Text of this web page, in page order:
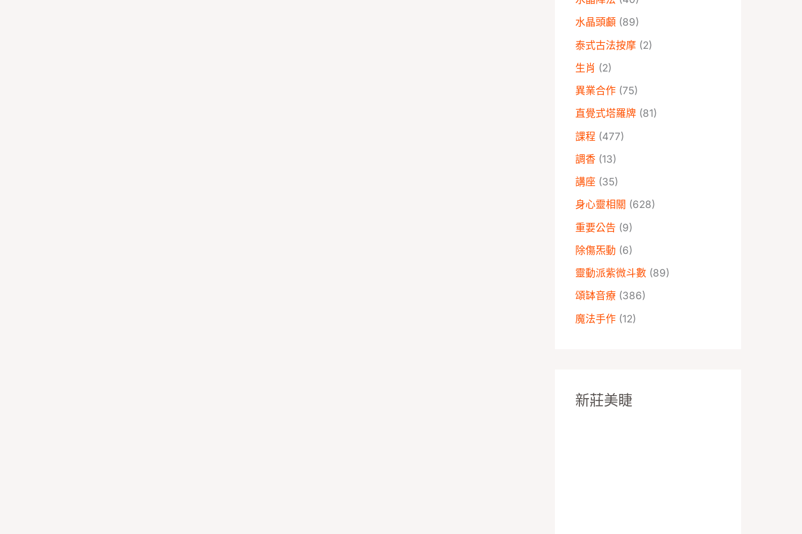
水晶頭顱 (89)
泰式古法按摩 (2)
生肖 (2)
異業合作 (75)
直覺式塔羅牌 (81)
課程 (477)
調香 (13)
講座 (35)
身心靈相關 (628)
重要公告 (9)
除傷炁動 (6)
靈動派紫微斗數 (89)
頌缽音療 (386)
魔法手作 (12)
新莊美睫